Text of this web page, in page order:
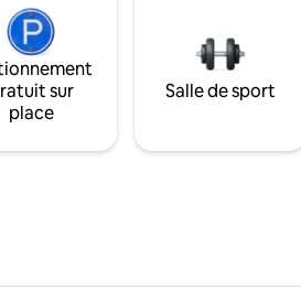
sur
place
Salle de sport